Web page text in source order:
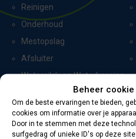
Beheer
Om de beste ervaringen te bieden,
cookies om informatie over je
Door in te stemmen met deze
surfgedrag of unieke ID's op deze
Reinigen
Onderhoud
Mestopslag
Afsluiter
Watersilo’s en Waterbassins
CERTIFICERING